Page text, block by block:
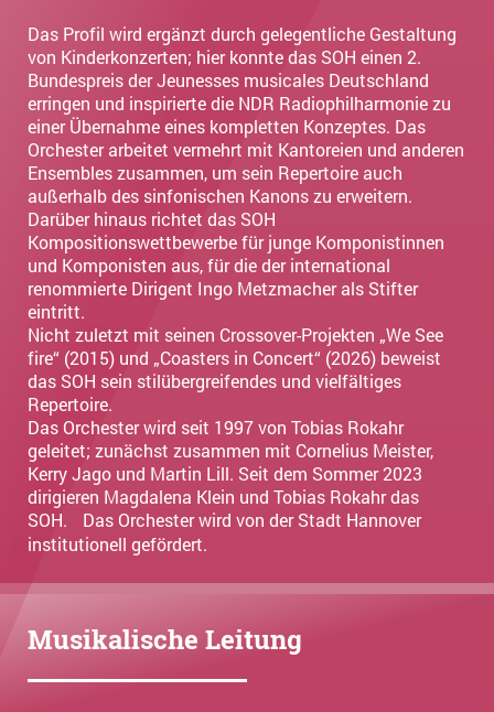
Das Profil wird ergänzt durch gelegentliche Gestaltung
von Kinderkonzerten; hier konnte das SOH einen 2.
Bundespreis der Jeunesses musicales Deutschland
erringen und inspirierte die NDR Radiophilharmonie zu
einer Übernahme eines kompletten Konzeptes. Das
Orchester arbeitet vermehrt mit Kantoreien und anderen
Ensembles zusammen, um sein Repertoire auch
außerhalb des sinfonischen Kanons zu erweitern.
Darüber hinaus richtet das SOH
Kompositionswettbewerbe für junge Komponistinnen
und Komponisten aus, für die der international
renommierte Dirigent Ingo Metzmacher als Stifter
eintritt.
Nicht zuletzt mit seinen Crossover-Projekten „We See
fire“ (2015) und „Coasters in Concert“ (2026) beweist
das SOH sein stilübergreifendes und vielfältiges
Repertoire.
Das Orchester wird seit 1997 von Tobias Rokahr
geleitet; zunächst zusammen mit Cornelius Meister,
Kerry Jago und Martin Lill. Seit dem Sommer 2023
dirigieren Magdalena Klein und Tobias Rokahr das
SOH. Das Orchester wird von der Stadt Hannover
institutionell gefördert.
Musikalische Leitung